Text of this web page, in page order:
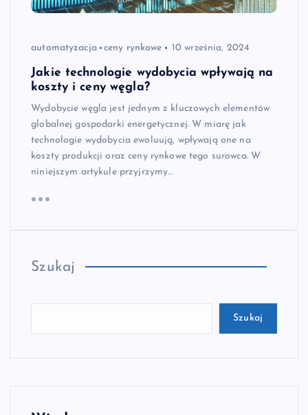
automatyzacja ceny rynkowe 10 września, 2024
Jakie technologie wydobycia wpływają na
koszty i ceny węgla?
Wydobycie węgla jest jednym z kluczowych elementów
globalnej gospodarki energetycznej. W miarę jak
technologie wydobycia ewoluują, wpływają one na
koszty produkcji oraz ceny rynkowe tego surowca. W
niniejszym artykule przyjrzymy…
Szukaj
Szukaj